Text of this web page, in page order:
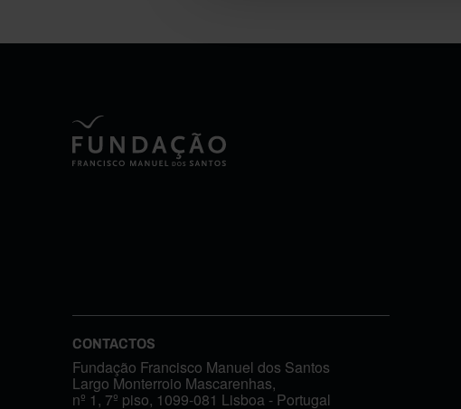
CONTACTOS
Fundação Francisco Manuel dos Santos
Largo Monterroio Mascarenhas,
nº 1, 7º piso, 1099-081 Lisboa - Portugal